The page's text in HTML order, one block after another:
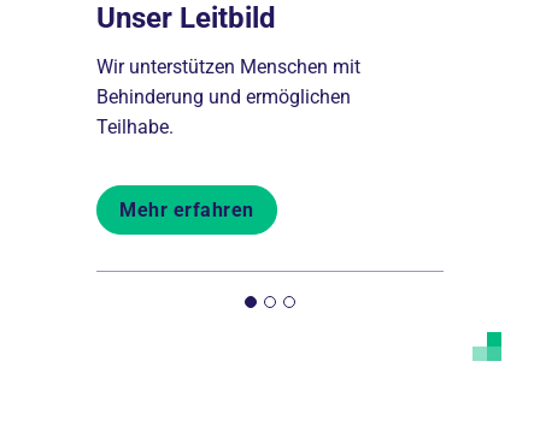
Unser Leitbild
Wir unterstützen Menschen mit
Behinderung und ermöglichen
Teilhabe.
Mehr erfahren